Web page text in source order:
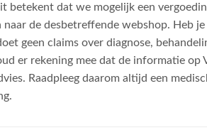
dat we mogelijk een
de desbetreffende webshop. Heb
geen claims over diagnose,
er rekening mee dat de informatie
Raadpleeg daarom altijd een